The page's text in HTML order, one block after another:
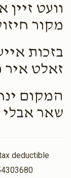
וועט זיין
מקור
בזכות
זאלט איר
המקום
שאר אבלי
deductible